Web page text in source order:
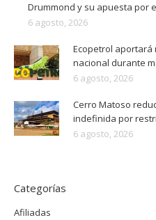
Drummond y su apuesta por
6 agosto, 2026
Ecopetrol aportará
nacional durante
6 agosto, 2026
Cerro Matoso
indefinida por
6 agosto, 2026
Categorías
Afiliadas